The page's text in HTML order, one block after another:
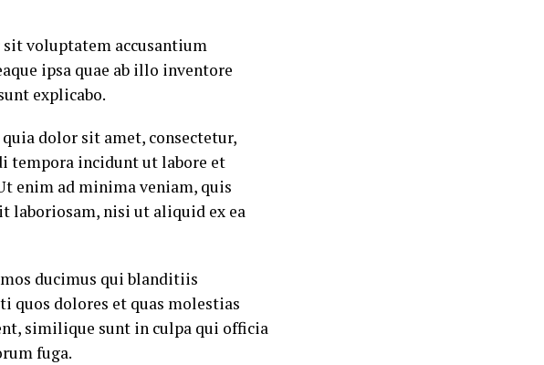
voluptatem accusantium
ipsa quae ab illo inventore
explicabo.
dolor sit amet, consectetur,
tempora incidunt ut labore et
enim ad minima veniam, quis
laboriosam, nisi ut aliquid ex ea
ducimus qui blanditiis
quos dolores et quas molestias
similique sunt in culpa qui officia
fuga.